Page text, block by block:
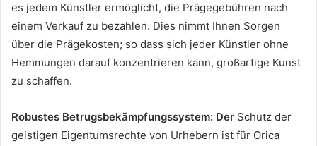
es jedem Künstler ermöglicht, die Prägegebühren nach
einem Verkauf zu bezahlen. Dies nimmt Ihnen Sorgen
über die Prägekosten; so dass sich jeder Künstler ohne
Hemmungen darauf konzentrieren kann, großartige Kunst
zu schaffen.
Robustes Betrugsbekämpfungssystem: Der Schutz der
geistigen Eigentumsrechte von Urhebern ist für Orica